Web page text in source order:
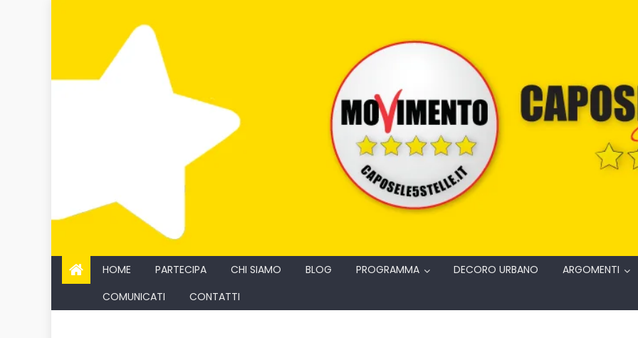
HOME PARTECIPA CHI SIAMO BLOG PROGRAMMA DECORO URBANO ARGOMENTI
COMUNICATI
CONTATTI